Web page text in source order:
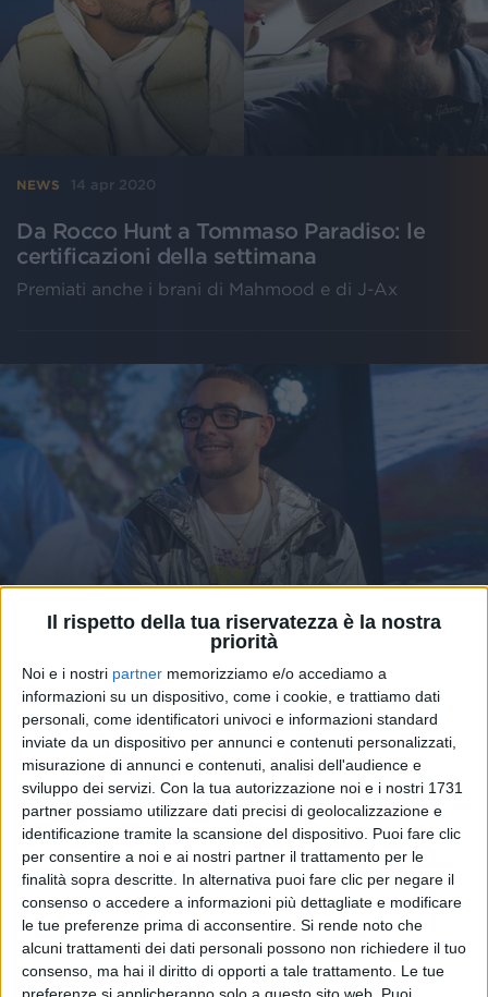
Il rispetto della tua riservatezza è la nostra
priorità
Noi e i nostri partner memorizziamo e/o accediamo a
informazioni su un dispositivo, come i cookie, e trattiamo dati
personali, come identificatori univoci e informazioni standard
inviate da un dispositivo per annunci e contenuti personalizzati,
misurazione di annunci e contenuti, analisi dell'audience e
sviluppo dei servizi. Con la tua autorizzazione noi e i nostri 1731
partner possiamo utilizzare dati precisi di geolocalizzazione e
identificazione tramite la scansione del dispositivo. Puoi fare clic
per consentire a noi e ai nostri partner il trattamento per le
finalità sopra descritte. In alternativa puoi fare clic per negare il
consenso o accedere a informazioni più dettagliate e modificare
le tue preferenze prima di acconsentire. Si rende noto che
alcuni trattamenti dei dati personali possono non richiedere il tuo
consenso, ma hai il diritto di opporti a tale trattamento. Le tue
preferenze si applicheranno solo a questo sito web. Puoi
NEWS 14 apr 2020
Da Rocco Hunt a Tommaso Paradiso: le
certificazioni della settimana
Premiati anche i brani di Mahmood e di J-Ax
Rocco Hunt: il Libertà Tour slitta a maggio
Ecco il calendario con le date aggiornate